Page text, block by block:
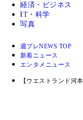
経済・ビジネス
IT・科学
写真
週プレNEWS TOP
新着ニュース
エンタメニュース
【ウエストランド